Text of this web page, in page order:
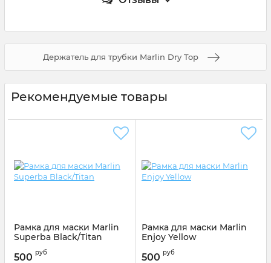
Держатель для трубки Marlin Dry Top
Рекомендуемые товары
Рамка для маски Marlin
Superba Black/Titan
Артикул:
500 руб
Рамка для маски Marlin
Enjoy Yellow
Артикул:
500 руб